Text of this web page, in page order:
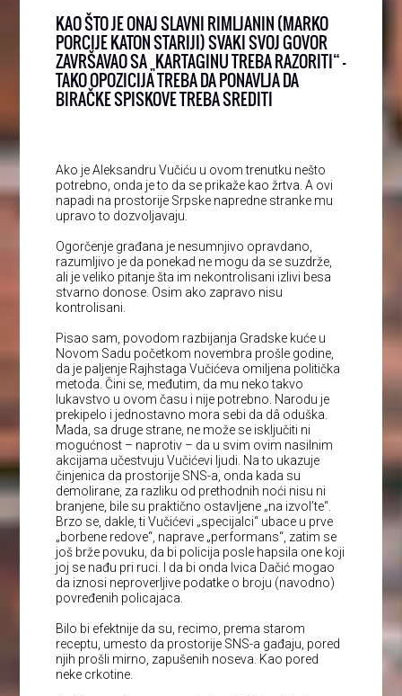
KAO ŠTO JE ONAJ SLAVNI RIMLJANIN (MARKO
PORCIJE KATON STARIJI) SVAKI SVOJ GOVOR
ZAVRŠAVAO SA „KARTAGINU TREBA RAZORITI“ –
TAKO OPOZICIJA TREBA DA PONAVLJA DA
BIRAČKE SPISKOVE TREBA SREDITI
Ako je Aleksandru Vučiću u ovom trenutku nešto
potrebno, onda je to da se prikaže kao žrtva. A ovi
napadi na prostorije Srpske napredne stranke mu
upravo to dozvoljavaju.
Ogorčenje građana je nesumnjivo opravdano,
razumljivo je da ponekad ne mogu da se suzdrže,
ali je veliko pitanje šta im nekontrolisani izlivi besa
stvarno donose. Osim ako zapravo nisu
kontrolisani.
Pisao sam, povodom razbijanja Gradske kuće u
Novom Sadu početkom novembra prošle godine,
da je paljenje Rajhstaga Vučićeva omiljena politička
metoda. Čini se, međutim, da mu neko takvo
lukavstvo u ovom času i nije potrebno. Narodu je
prekipelo i jednostavno mora sebi da dâ oduška.
Mada, sa druge strane, ne može se isključiti ni
mogućnost – naprotiv – da u svim ovim nasilnim
akcijama učestvuju Vučićevi ljudi. Na to ukazuje
činjenica da prostorije SNS-a, onda kada su
demolirane, za razliku od prethodnih noći nisu ni
branjene, bile su praktično ostavljene „na izvol’te“.
Brzo se, dakle, ti Vučićevi „specijalci“ ubace u prve
„borbene redove“, naprave „performans“, zatim se
još brže povuku, da bi policija posle hapsila one koji
joj se nađu pri ruci. I da bi onda Ivica Dačić mogao
da iznosi neproverljive podatke o broju (navodno)
povređenih policajaca.
Bilo bi efektnije da su, recimo, prema starom
receptu, umesto da prostorije SNS-a gađaju, pored
njih prošli mirno, zapušenih noseva. Kao pored
neke crkotine.